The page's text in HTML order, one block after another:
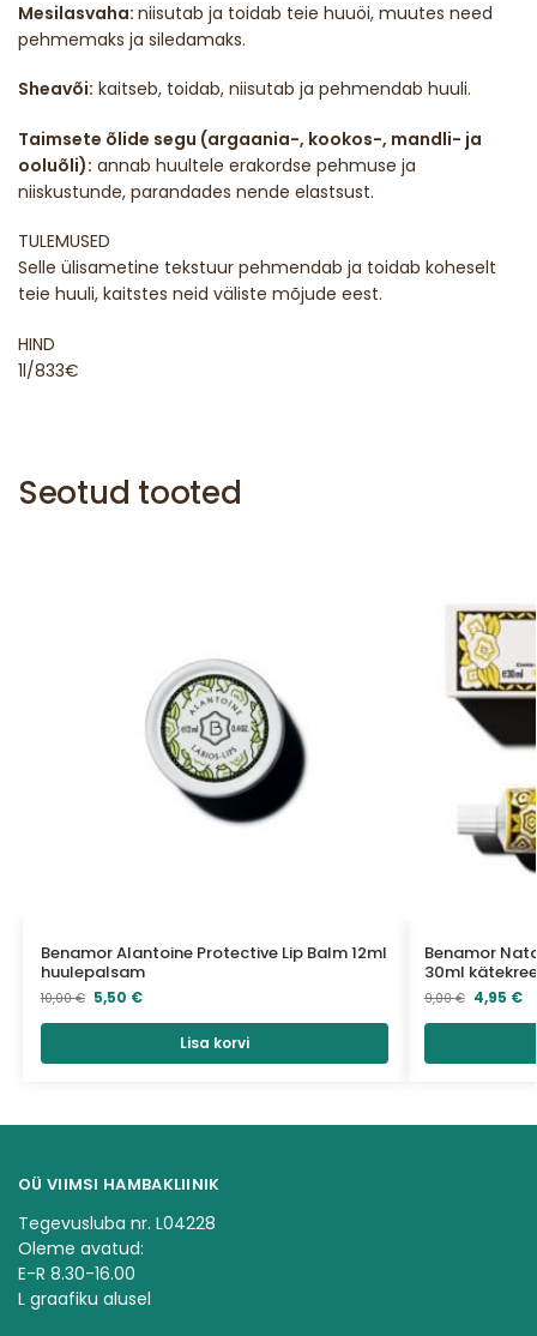
Mesilasvaha: niisutab ja toidab teie huuöi, muutes need
pehmemaks ja siledamaks.
Sheavõi: kaitseb, toidab, niisutab ja pehmendab huuli.
Taimsete õlide segu (argaania-, kookos-, mandli- ja
ooluõli): annab huultele erakordse pehmuse ja
niiskustunde, parandades nende elastsust.
TULEMUSED
Selle ülisametine tekstuur pehmendab ja toidab koheselt
teie huuli, kaitstes neid väliste mõjude eest.
HIND
1l/833€
Seotud tooted
Benamor Alantoine Protective Lip Balm 12ml
huulepalsam
10,00€ 5,50 €
Lisa korvi
Benamor
30ml
9,00€ 4,95 €
OÜ VIIMSI HAMBAKLIINIK
Tegevusluba nr. L04228
Oleme avatud:
E-R 8.30-16.00
L graafiku alusel